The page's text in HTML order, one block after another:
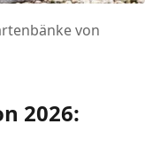
von
2026: